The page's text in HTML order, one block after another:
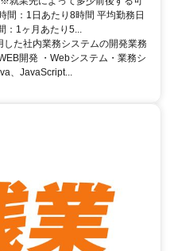
間：1日あたり8時間 平均勤務日
：1ヶ月あたり5...
た社内業務システムの開発業務
開発 ・Webシステム・業務シ
、JavaScript...